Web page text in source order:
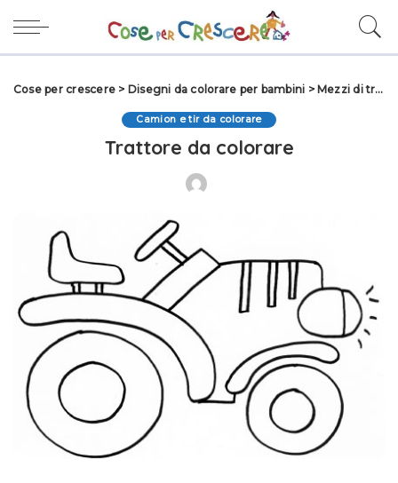
Cose per crescere > Disegni da colorare per bambini > Mezzi di trasporto da colorare
Camion e tir da colorare
Trattore da colorare